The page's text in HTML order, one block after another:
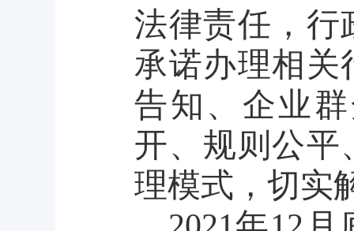
法律责任，行
承诺办理相关
告知、企业
开、规则公平
理模式，切实